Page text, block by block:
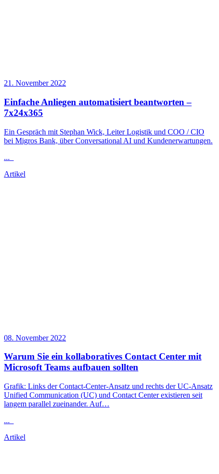
21. November 2022
Einfache Anliegen automatisiert beantworten –
7x24x365
Ein Gespräch mit Stephan Wick, Leiter Logistik und COO / CIO
bei Migros Bank, über Conversational AI und Kundenerwartungen.
...
Artikel
08. November 2022
Warum Sie ein kollaboratives Contact Center mit
Microsoft Teams aufbauen sollten
Grafik: Links der Contact-Center-Ansatz und rechts der UC-Ansatz
Unified Communication (UC) und Contact Center existieren seit
langem parallel zueinander. Auf…
...
Artikel